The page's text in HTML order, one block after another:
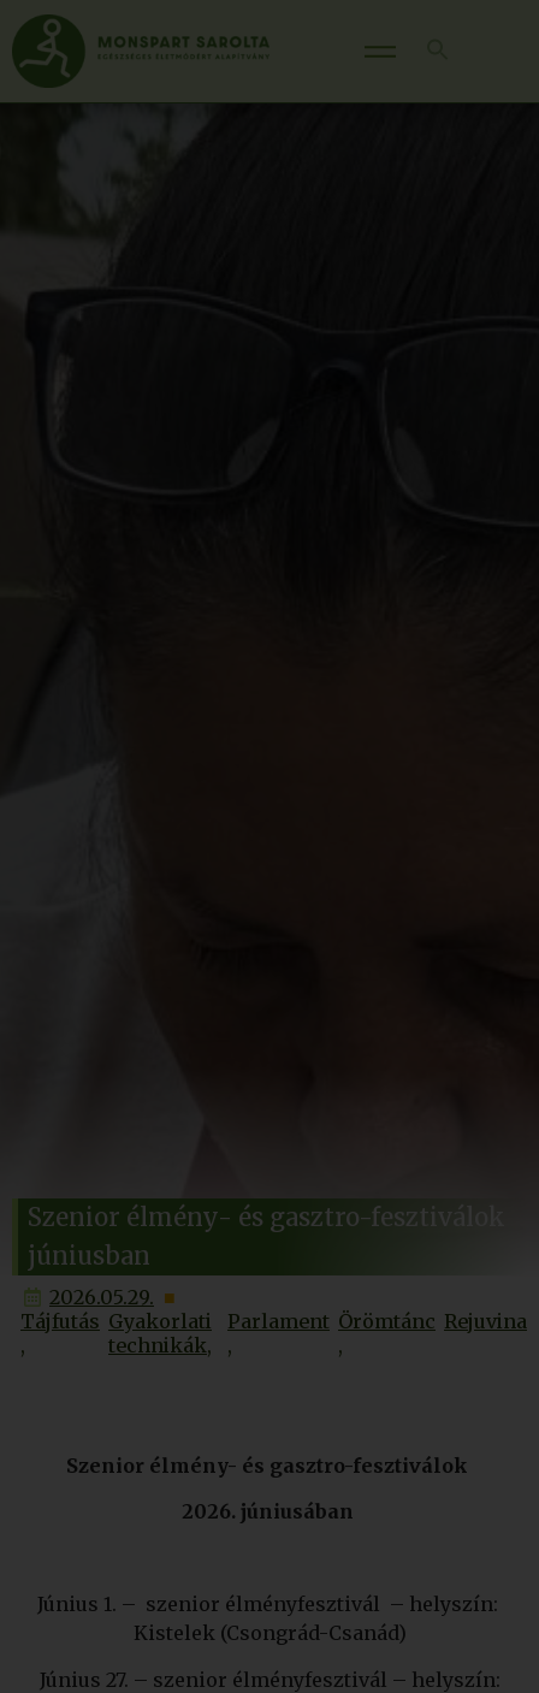
Szenior élmény- és gasztro-fesztiválok
júniusban
2026.05.29.
Tájfutás Gyakorlati
technikák
Parlament Örömtánc Rejuvina
Szenior élmény- és gasztro-fesztiválok
2026. júniusában
Június 1. – szenior élményfesztivál – helyszín:
Kistelek (Csongrád-Csanád)
Június 27. – szenior élményfesztivál – helyszín: